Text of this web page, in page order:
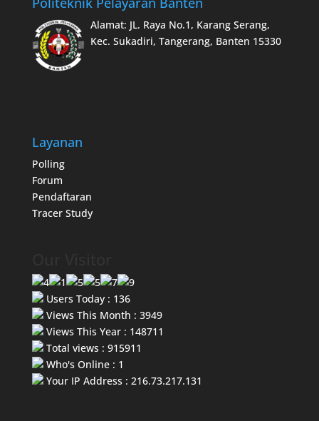
Alamat: JL. Raya No.1, Karang Serang,
Kec. Sukadiri, Tangerang, Banten 15330
Layanan
Polling
Forum
Pendaftaran
Tracer Study
Users Today : 136
Views This Month : 3949
Views This Year : 148711
Total views : 915911
Who's Online : 1
Your IP Address : 216.73.217.131